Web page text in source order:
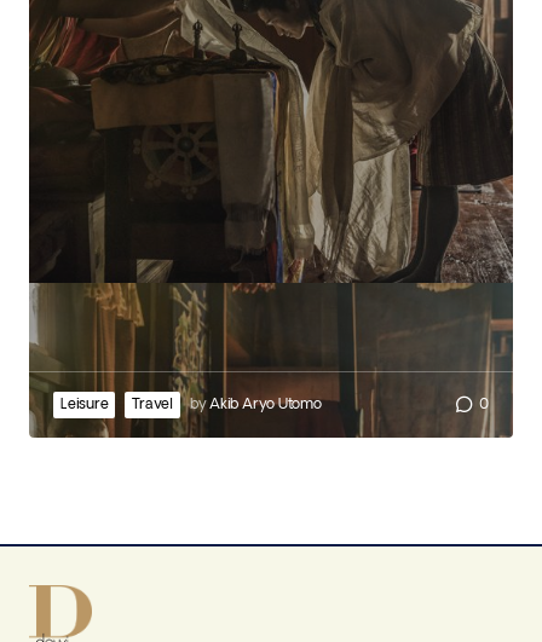
Leisure Travel byAkib Aryo Utomo 0